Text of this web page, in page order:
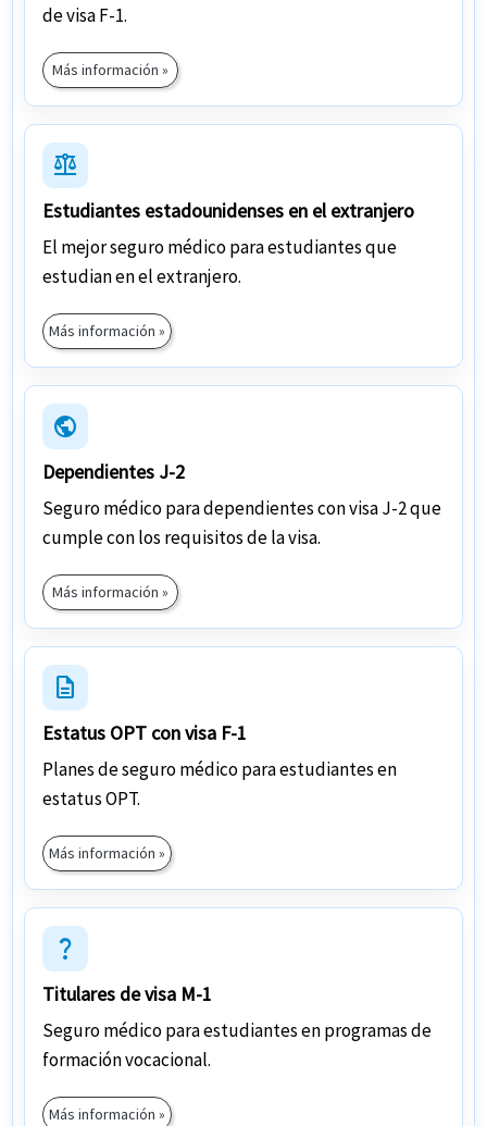
de visa F-1.
Más información »
balance
Estudiantes estadounidenses en el extranjero
El mejor seguro médico para estudiantes que
estudian en el extranjero.
Más información »
public
Dependientes J-2
Seguro médico para dependientes con visa J-2 que
cumple con los requisitos de la visa.
Más información »
description
Estatus OPT con visa F-1
Planes de seguro médico para estudiantes en
estatus OPT.
Más información »
question_mark
Titulares de visa M-1
Seguro médico para estudiantes en programas de
formación vocacional.
Más información »